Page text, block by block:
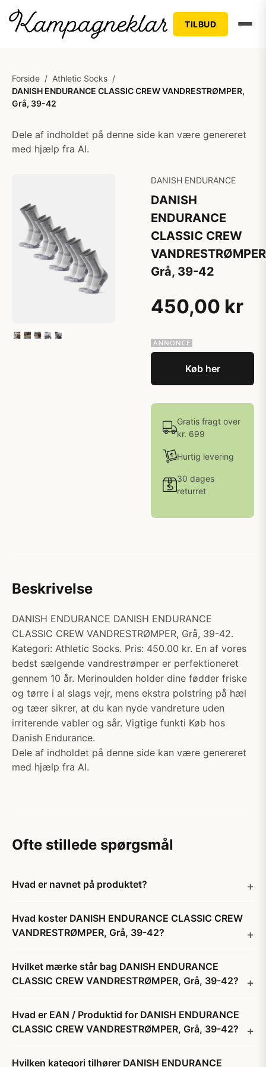
TILBUD
Forside / Athletic Socks /
DANISH ENDURANCE CLASSIC CREW VANDRESTRØMPER,
Grå, 39-42
Dele af indholdet på denne side kan være genereret
med hjælp fra AI.
DANISH ENDURANCE
DANISH
ENDURANCE
CLASSIC CREW
Grå, 39-42
450,00 kr
Køb her
Gratis fragt over
kr. 699
Hurtig levering
30 dages
returret
Beskrivelse
DANISH ENDURANCE DANISH ENDURANCE
CLASSIC CREW VANDRESTRØMPER, Grå, 39-42.
Kategori: Athletic Socks. Pris: 450.00 kr. En af vores
bedst sælgende vandrestrømper er perfektioneret
gennem 10 år. Merinoulden holder dine fødder friske
og tørre i al slags vejr, mens ekstra polstring på hæl
og tæer sikrer, at du kan nyde vandreture uden
irriterende vabler og sår. Vigtige funkti Køb hos
Danish Endurance.
Dele af indholdet på denne side kan være genereret
med hjælp fra AI.
Ofte stillede spørgsmål
Hvad er navnet på produktet?
Hvad koster DANISH ENDURANCE CLASSIC CREW
VANDRESTRØMPER, Grå, 39-42?
Hvilket mærke står bag DANISH ENDURANCE
CLASSIC CREW VANDRESTRØMPER, Grå, 39-42?
Hvad er EAN / Produktid for DANISH ENDURANCE
CLASSIC CREW VANDRESTRØMPER, Grå, 39-42?
Hvilken kategori tilhører DANISH ENDURANCE